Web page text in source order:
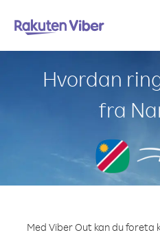
Hvordan
fra
Med Viber Out kan du